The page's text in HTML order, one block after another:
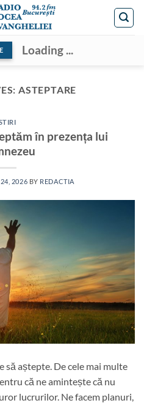
Loading ...
ASTEPTARE
în prezența lui
24, 2026 BY REDACTIA
să aștepte. De cele mai multe
că ne amintește că nu
lucrurilor. Ne facem planuri,